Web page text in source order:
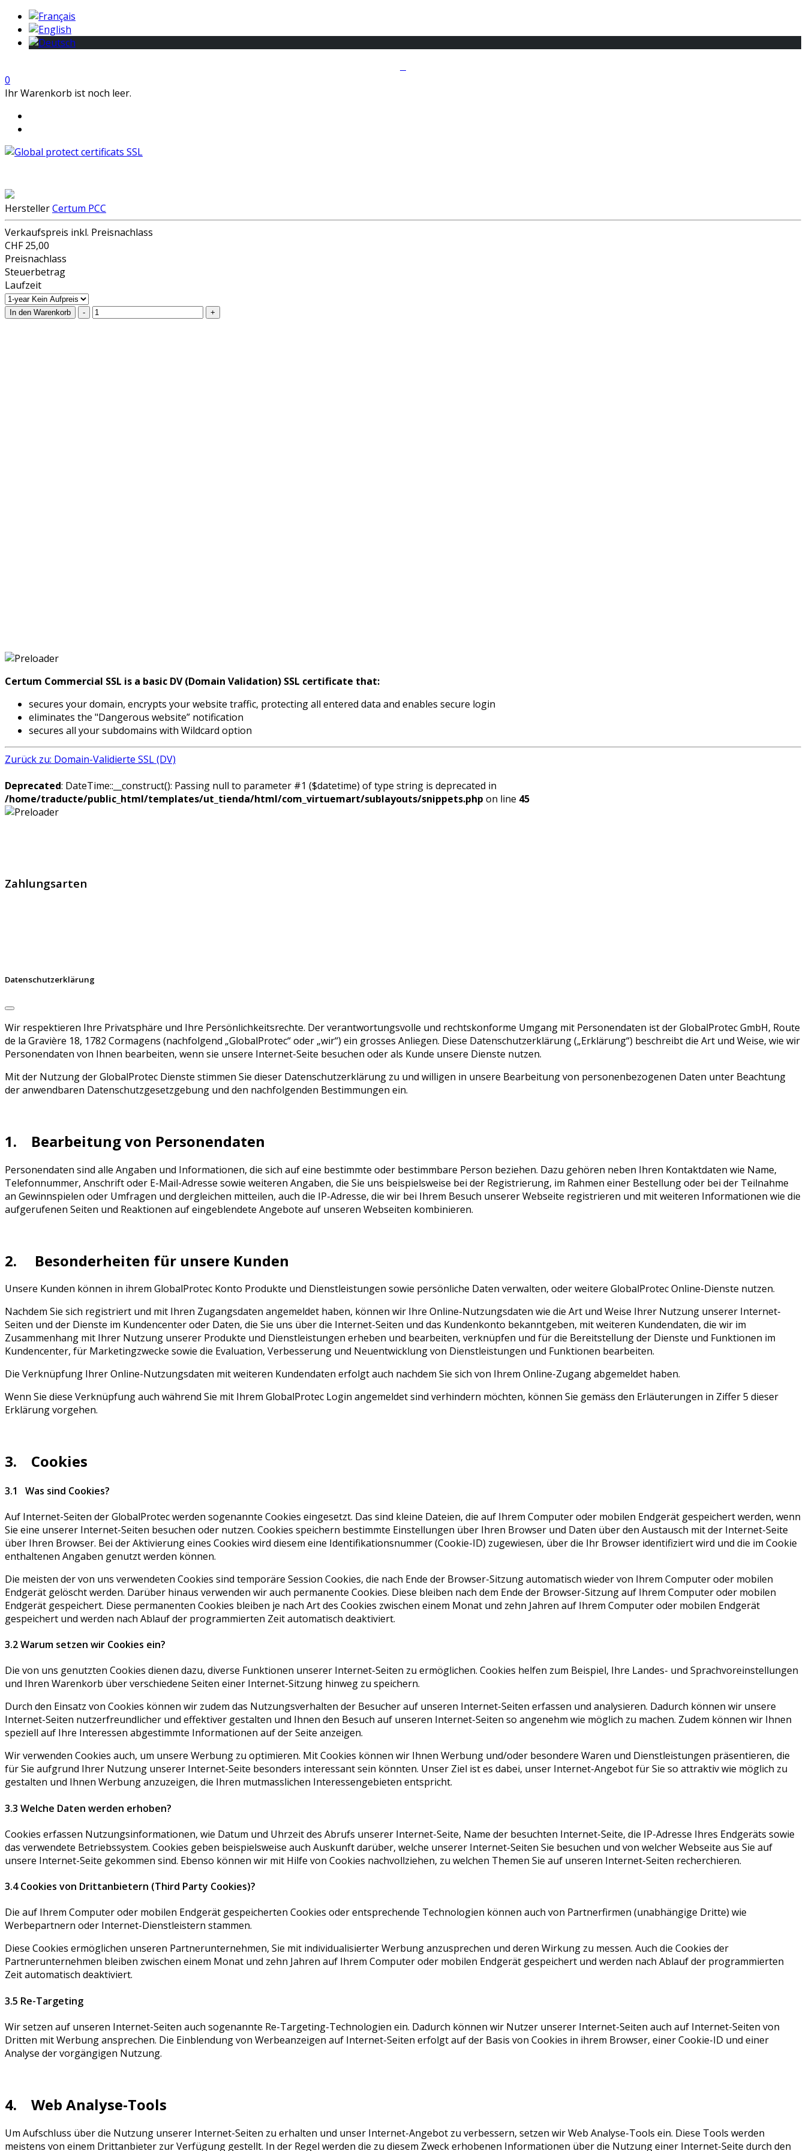
0
Ihr Warenkorb ist noch leer.
HerstellerCertum PCC
Verkaufspreis inkl. Preisnachlass
CHF 25,00
Preisnachlass
Steuerbetrag
Laufzeit
Certum Commercial SSL is a basic DV (Domain Validation) SSL certificate that:
secures your domain, encrypts your website traffic, protecting all entered data and enables secure login
eliminates the "Dangerous website” notification
secures all your subdomains with Wildcard option
Zurück zu: Domain-Validierte SSL (DV)
Deprecated: DateTime::__construct(): Passing null to parameter #1 ($datetime) of type string is deprecated in
/home/traducte/public_html/templates/ut_tienda/html/com_virtuemart/sublayouts/snippets.php on line 45
Zahlungsarten
Datenschutzerklärung
Wir respektieren Ihre Privatsphäre und Ihre Persönlichkeitsrechte. Der verantwortungsvolle und rechtskonforme Umgang mit Personendaten ist der GlobalProtec GmbH, Route
de la Gravière 18, 1782 Cormagens (nachfolgend „GlobalProtec“ oder „wir“) ein grosses Anliegen. Diese Datenschutzerklärung („Erklärung“) beschreibt die Art und Weise, wie wir
Personendaten von Ihnen bearbeiten, wenn sie unsere Internet-Seite besuchen oder als Kunde unsere Dienste nutzen.
Mit der Nutzung der GlobalProtec Dienste stimmen Sie dieser Datenschutzerklärung zu und willigen in unsere Bearbeitung von personenbezogenen Daten unter Beachtung
der anwendbaren Datenschutzgesetzgebung und den nachfolgenden Bestimmungen ein.
1. Bearbeitung von Personendaten
Personendaten sind alle Angaben und Informationen, die sich auf eine bestimmte oder bestimmbare Person beziehen. Dazu gehören neben Ihren Kontaktdaten wie Name,
Telefonnummer, Anschrift oder E-Mail-Adresse sowie weiteren Angaben, die Sie uns beispielsweise bei der Registrierung, im Rahmen einer Bestellung oder bei der Teilnahme
an Gewinnspielen oder Umfragen und dergleichen mitteilen, auch die IP-Adresse, die wir bei Ihrem Besuch unserer Webseite registrieren und mit weiteren Informationen wie die
aufgerufenen Seiten und Reaktionen auf eingeblendete Angebote auf unseren Webseiten kombinieren.
2. Besonderheiten für unsere Kunden
Unsere Kunden können in ihrem GlobalProtec Konto Produkte und Dienstleistungen sowie persönliche Daten verwalten, oder weitere GlobalProtec Online-Dienste nutzen.
Nachdem Sie sich registriert und mit Ihren Zugangsdaten angemeldet haben, können wir Ihre Online-Nutzungsdaten wie die Art und Weise Ihrer Nutzung unserer Internet-
Seiten und der Dienste im Kundencenter oder Daten, die Sie uns über die Internet-Seiten und das Kundenkonto bekanntgeben, mit weiteren Kundendaten, die wir im
Zusammenhang mit Ihrer Nutzung unserer Produkte und Dienstleistungen erheben und bearbeiten, verknüpfen und für die Bereitstellung der Dienste und Funktionen im
Kundencenter, für Marketingzwecke sowie die Evaluation, Verbesserung und Neuentwicklung von Dienstleistungen und Funktionen bearbeiten.
Die Verknüpfung Ihrer Online-Nutzungsdaten mit weiteren Kundendaten erfolgt auch nachdem Sie sich von Ihrem Online-Zugang abgemeldet haben.
Wenn Sie diese Verknüpfung auch während Sie mit Ihrem GlobalProtec Login angemeldet sind verhindern möchten, können Sie gemäss den Erläuterungen in Ziffer 5 dieser
Erklärung vorgehen.
3. Cookies
3.1 Was sind Cookies?
Auf Internet-Seiten der GlobalProtec werden sogenannte Cookies eingesetzt. Das sind kleine Dateien, die auf Ihrem Computer oder mobilen Endgerät gespeichert werden, wenn
Sie eine unserer Internet-Seiten besuchen oder nutzen. Cookies speichern bestimmte Einstellungen über Ihren Browser und Daten über den Austausch mit der Internet-Seite
über Ihren Browser. Bei der Aktivierung eines Cookies wird diesem eine Identifikationsnummer (Cookie-ID) zugewiesen, über die Ihr Browser identifiziert wird und die im Cookie
enthaltenen Angaben genutzt werden können.
Die meisten der von uns verwendeten Cookies sind temporäre Session Cookies, die nach Ende der Browser-Sitzung automatisch wieder von Ihrem Computer oder mobilen
Endgerät gelöscht werden. Darüber hinaus verwenden wir auch permanente Cookies. Diese bleiben nach dem Ende der Browser-Sitzung auf Ihrem Computer oder mobilen
Endgerät gespeichert. Diese permanenten Cookies bleiben je nach Art des Cookies zwischen einem Monat und zehn Jahren auf Ihrem Computer oder mobilen Endgerät
gespeichert und werden nach Ablauf der programmierten Zeit automatisch deaktiviert.
3.2 Warum setzen wir Cookies ein?
Die von uns genutzten Cookies dienen dazu, diverse Funktionen unserer Internet-Seiten zu ermöglichen. Cookies helfen zum Beispiel, Ihre Landes- und Sprachvoreinstellungen
und Ihren Warenkorb über verschiedene Seiten einer Internet-Sitzung hinweg zu speichern.
Durch den Einsatz von Cookies können wir zudem das Nutzungsverhalten der Besucher auf unseren Internet-Seiten erfassen und analysieren. Dadurch können wir unsere
Internet-Seiten nutzerfreundlicher und effektiver gestalten und Ihnen den Besuch auf unseren Internet-Seiten so angenehm wie möglich zu machen. Zudem können wir Ihnen
speziell auf Ihre Interessen abgestimmte Informationen auf der Seite anzeigen.
Wir verwenden Cookies auch, um unsere Werbung zu optimieren. Mit Cookies können wir Ihnen Werbung und/oder besondere Waren und Dienstleistungen präsentieren, die
für Sie aufgrund Ihrer Nutzung unserer Internet-Seite besonders interessant sein könnten. Unser Ziel ist es dabei, unser Internet-Angebot für Sie so attraktiv wie möglich zu
gestalten und Ihnen Werbung anzuzeigen, die Ihren mutmasslichen Interessengebieten entspricht.
3.3 Welche Daten werden erhoben?
Cookies erfassen Nutzungsinformationen, wie Datum und Uhrzeit des Abrufs unserer Internet-Seite, Name der besuchten Internet-Seite, die IP-Adresse Ihres Endgeräts sowie
das verwendete Betriebssystem. Cookies geben beispielsweise auch Auskunft darüber, welche unserer Internet-Seiten Sie besuchen und von welcher Webseite aus Sie auf
unsere Internet-Seite gekommen sind. Ebenso können wir mit Hilfe von Cookies nachvollziehen, zu welchen Themen Sie auf unseren Internet-Seiten recherchieren.
3.4 Cookies von Drittanbietern (Third Party Cookies)?
Die auf Ihrem Computer oder mobilen Endgerät gespeicherten Cookies oder entsprechende Technologien können auch von Partnerfirmen (unabhängige Dritte) wie
Werbepartnern oder Internet-Dienstleistern stammen.
Diese Cookies ermöglichen unseren Partnerunternehmen, Sie mit individualisierter Werbung anzusprechen und deren Wirkung zu messen. Auch die Cookies der
Partnerunternehmen bleiben zwischen einem Monat und zehn Jahren auf Ihrem Computer oder mobilen Endgerät gespeichert und werden nach Ablauf der programmierten
Zeit automatisch deaktiviert.
3.5 Re-Targeting
Wir setzen auf unseren Internet-Seiten auch sogenannte Re-Targeting-Technologien ein. Dadurch können wir Nutzer unserer Internet-Seiten auch auf Internet-Seiten von
Dritten mit Werbung ansprechen. Die Einblendung von Werbeanzeigen auf Internet-Seiten erfolgt auf der Basis von Cookies in ihrem Browser, einer Cookie-ID und einer
Analyse der vorgängigen Nutzung.
4. Web Analyse-Tools
Um Aufschluss über die Nutzung unserer Internet-Seiten zu erhalten und unser Internet-Angebot zu verbessern, setzen wir Web Analyse-Tools ein. Diese Tools werden
meistens von einem Drittanbieter zur Verfügung gestellt. In der Regel werden die zu diesem Zweck erhobenen Informationen über die Nutzung einer Internet-Seite durch den